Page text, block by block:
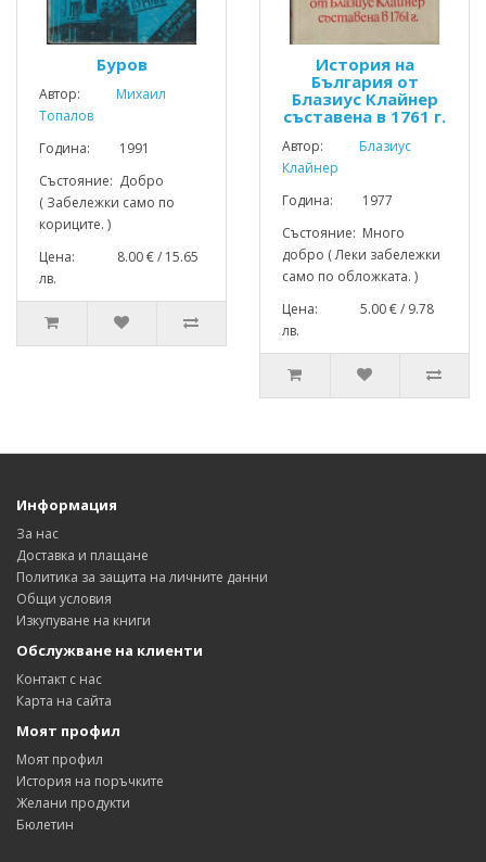
Буров
Автор:
Михаил
Топалов
Година: 1991
Състояние: Добро
( Забележки само по
кориците. )
Цена: 8.00 € / 15.65
лв.
История на
България от
Блазиус Клайнер
съставена в 1761 г.
Автор:
Блазиус
Клайнер
Година: 1977
Състояние: Много
добро ( Леки забележки
само по обложката. )
Цена: 5.00 € / 9.78
лв.
Информация
За нас
Доставка и плащане
Политика за защита на личните данни
Общи условия
Изкупуване на книги
Обслужване на клиенти
Контакт с нас
Карта на сайта
Моят профил
Моят профил
История на поръчките
Желани продукти
Бюлетин